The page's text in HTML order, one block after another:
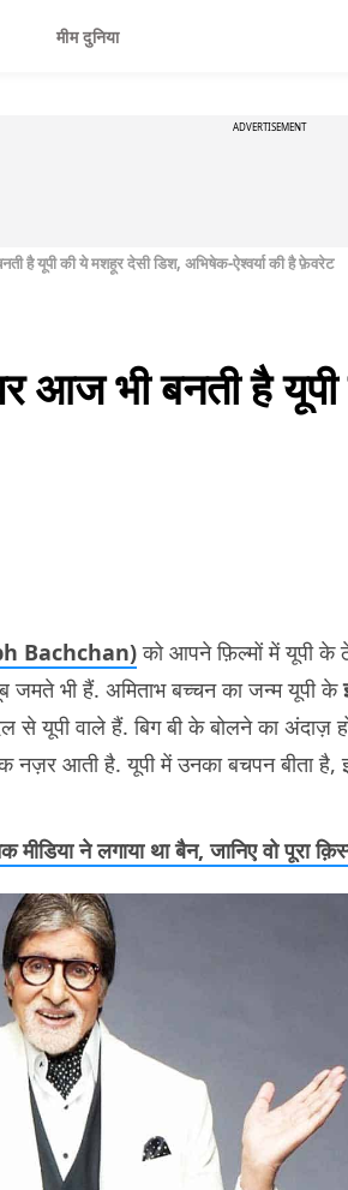
मीम दुनिया
ADVERTISEMENT
है यूपी की ये मशहूर देसी डिश, अभिषेक-ऐश्वर्या की है फ़ेवरेट
आज भी बनती है
Bachchan)को आपने फ़िल्मों में यूपी के
जमते भी हैं. अमिताभ बच्चन का जन्म यूपी के
से यूपी वाले हैं. बिग बी के बोलने का अंदाज़
नज़र आती है. यूपी में उनका बचपन बीता है,
ने लगाया था बैन, जानिए वो पूरा